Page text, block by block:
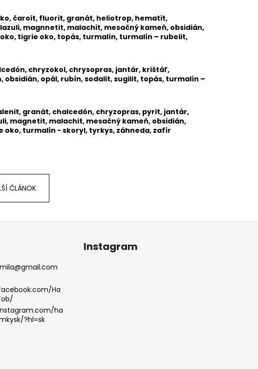
čaroit, fluorit, granát, heliotrop, hematit,
magnnetit, malachit, mesačný kameň, obsidián,
tigrie oko, topás, turmalín, turmalín – rubelit,
chryzokol, chrysopras, jantár, krištáľ,
opál, rubín, sodalit, sugilit, topás, turmalín –
granát, chalcedón, chryzopras, pyrit, jantár,
magnetit, malachit, mesačný kameň, obsidián,
oko, turmalín - skoryl, tyrkys, záhneda, zafír
ČLÁNOK
@gmail.com
Ha
ha
?hl=sk
Instagram